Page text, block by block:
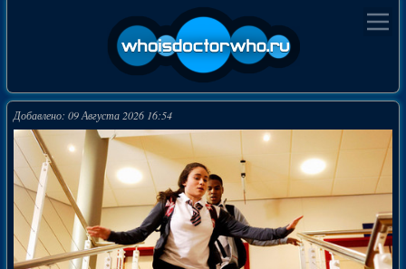
Добавлено: 09 Августа 2026 16:54